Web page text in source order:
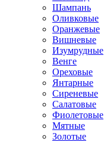
Шампань
Оливковые
Оранжевые
Вишневые
Изумрудные
Венге
Ореховые
Янтарные
Сиреневые
Салатовые
Фиолетовые
Мятные
Золотые